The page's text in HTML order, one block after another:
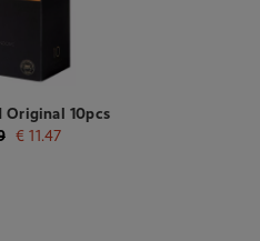
Original 10pcs
€ 11.47